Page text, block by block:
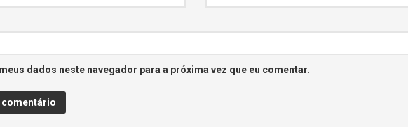
dados neste navegador para a próxima vez que eu comentar.